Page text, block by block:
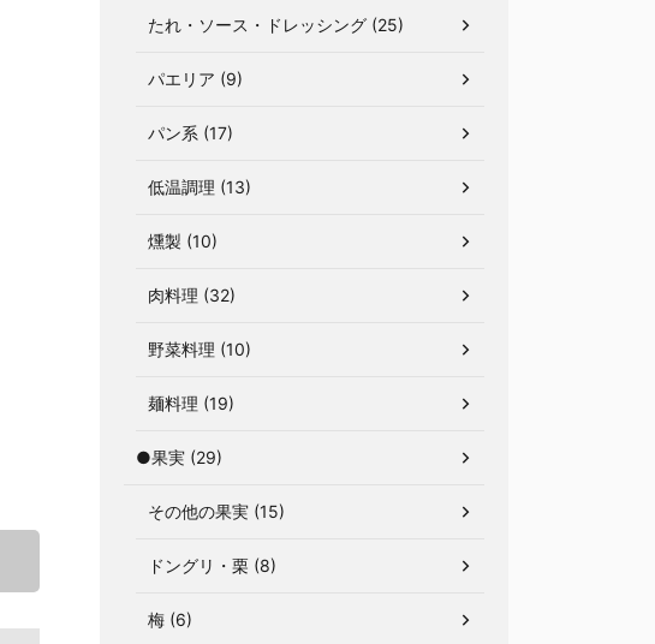
たれ・ソース・ドレッシング (25)
パエリア (9)
パン系 (17)
低温調理 (13)
燻製 (10)
肉料理 (32)
野菜料理 (10)
麺料理 (19)
●果実 (29)
その他の果実 (15)
ドングリ・栗 (8)
梅 (6)